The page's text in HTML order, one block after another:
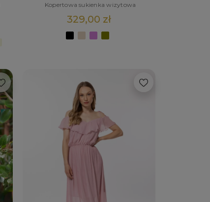
Kopertowa sukienka wizytowa
329,00 zł